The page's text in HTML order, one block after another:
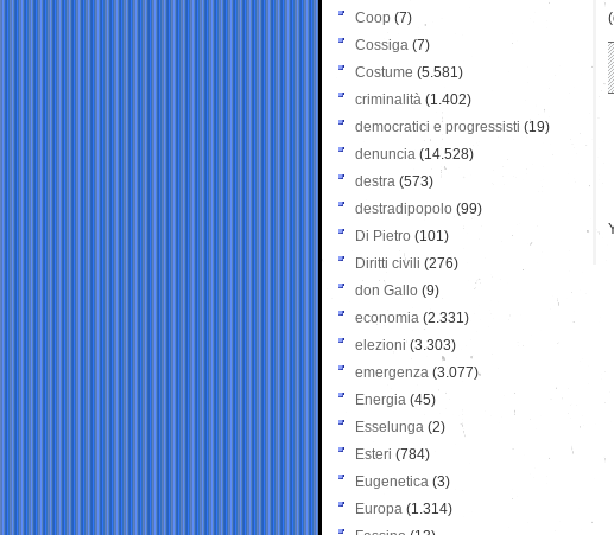
Coop (7)
Cossiga (7)
Costume (5.581)
criminalità (1.402)
democratici e progressisti (19)
denuncia (14.528)
destra (573)
destradipopolo (99)
Di Pietro (101)
Diritti civili (276)
don Gallo (9)
economia (2.331)
elezioni (3.303)
emergenza (3.077)
Energia (45)
Esselunga (2)
Esteri (784)
Eugenetica (3)
Europa (1.314)